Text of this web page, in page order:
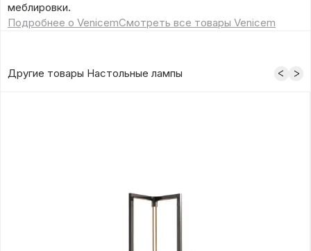
меблировки.
Подробнее о VenicemСмотреть все товары Venicem
Другие товары Настольные лампы